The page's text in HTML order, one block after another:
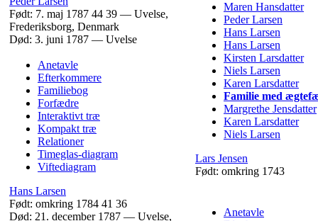
Født: 7. maj 1787 44 39 — Uvelse,
Frederiksborg, Denmark
Død: 3. juni 1787 — Uvelse
Anetavle
Efterkommere
Familiebog
Forfædre
Interaktivt træ
Kompakt træ
Relationer
Timeglas-diagram
Viftediagram
Hans Larsen
Født: omkring 1784 41 36
Død: 21. december 1787 — Uvelse,
Maren Hansdatter
PederLarsen
Hans Larsen
Hans Larsen
Kirsten Larsdatter
Niels Larsen
Karen Larsdatter
Familie med
Margrethe Jensdatter
Karen Larsdatter
Niels Larsen
Lars Jensen
Født: omkring 1743
Anetavle